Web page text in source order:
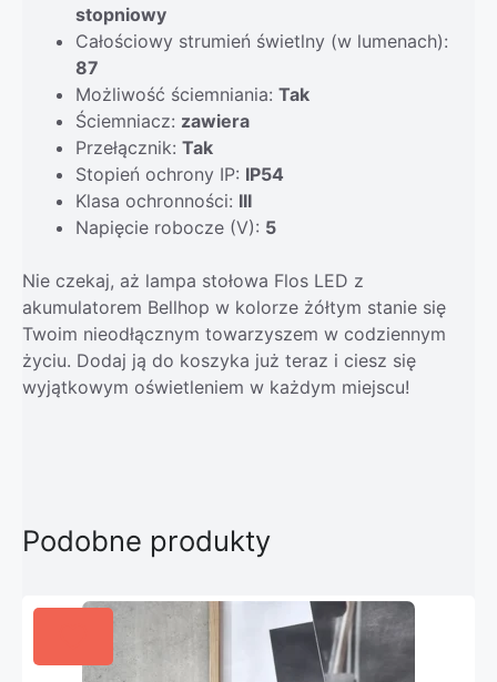
stopniowy
Całościowy strumień świetlny (w lumenach):
87
Możliwość ściemniania: Tak
Ściemniacz: zawiera
Przełącznik: Tak
Stopień ochrony IP: IP54
Klasa ochronności: III
Napięcie robocze (V): 5
Nie czekaj, aż lampa stołowa Flos LED z
akumulatorem Bellhop w kolorze żółtym stanie się
Twoim nieodłącznym towarzyszem w codziennym
życiu. Dodaj ją do koszyka już teraz i ciesz się
wyjątkowym oświetleniem w każdym miejscu!
Podobne produkty